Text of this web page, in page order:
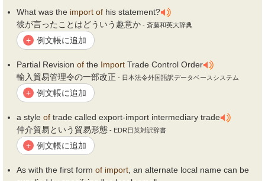
What was the import of his statement?
彼が言ったことはどういう趣意か - 斎藤和英大辞典
+ 例文帳に追加
Partial Revision of the Import Trade Control Order
輸入貿易管理令の一部改正 - 日本法令外国語訳データベースシステム
+ 例文帳に追加
a style of trade called export-import intermediary trade
仲介貿易という貿易形態 - EDR日英対訳辞書
+ 例文帳に追加
As with the first form of import , an alternate local name can be